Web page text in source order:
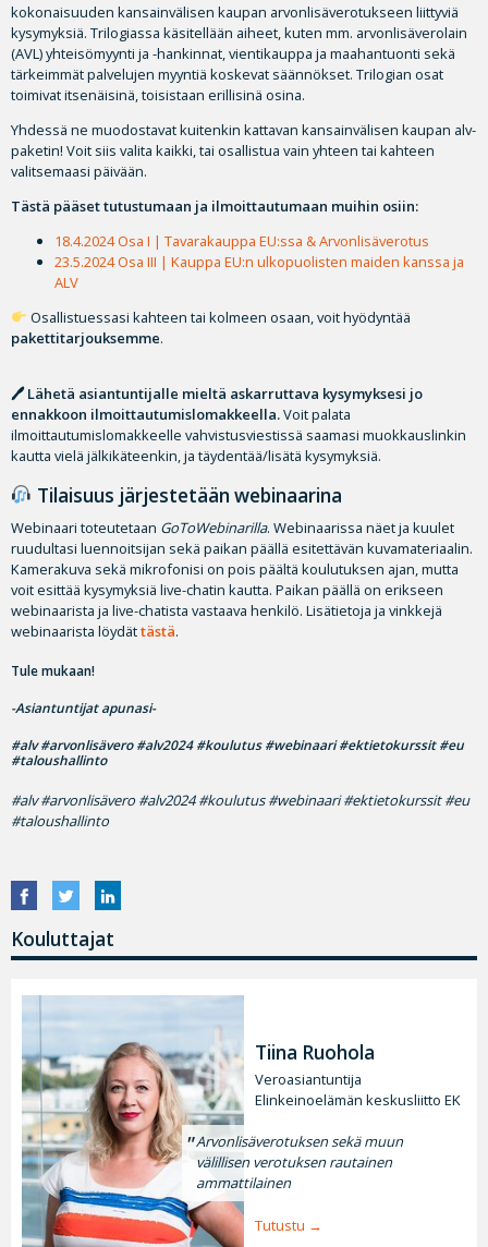
kokonaisuuden kansainvälisen kaupan arvonlisäverotukseen liittyviä
kysymyksiä. Trilogiassa käsitellään aiheet, kuten mm. arvonlisäverolain
(AVL) yhteisömyynti ja -hankinnat, vientikauppa ja maahantuonti sekä
tärkeimmät palvelujen myyntiä koskevat säännökset. Trilogian osat
toimivat itsenäisinä, toisistaan erillisinä osina.
Yhdessä ne muodostavat kuitenkin kattavan kansainvälisen kaupan alv-
paketin! Voit siis valita kaikki, tai osallistua vain yhteen tai kahteen
valitsemaasi päivään.
Tästä pääset tutustumaan ja ilmoittautumaan muihin osiin:
18.4.2024 Osa I | Tavarakauppa EU:ssa & Arvonlisäverotus
23.5.2024 Osa III | Kauppa EU:n ulkopuolisten maiden kanssa ja
ALV
Osallistuessasi kahteen tai kolmeen osaan, voit hyödyntää
pakettitarjouksemme.
🖊 Lähetä asiantuntijalle mieltä askarruttava kysymyksesi jo
ennakkoon ilmoittautumislomakkeella.Voit palata
ilmoittautumislomakkeelle vahvistusviestissä saamasi muokkauslinkin
kautta vielä jälkikäteenkin, ja täydentää/lisätä kysymyksiä.
Tilaisuus järjestetään webinaarina
Webinaari toteutetaan GoToWebinarilla. Webinaarissa näet ja kuulet
ruudultasi luennoitsijan sekä paikan päällä esitettävän kuvamateriaalin.
Kamerakuva sekä mikrofonisi on pois päältä koulutuksen ajan, mutta
voit esittää kysymyksiä live-chatin kautta. Paikan päällä on erikseen
webinaarista ja live-chatista vastaava henkilö. Lisätietoja ja vinkkejä
webinaarista löydättästä.
Tule mukaan!
-Asiantuntijat apunasi-
#alv #arvonlisävero #alv2024 #koulutus #webinaari #ektietokurssit #eu
#taloushallinto
#alv #arvonlisävero #alv2024 #koulutus #webinaari #ektietokurssit #eu
#taloushallinto
Kouluttajat
Tiina Ruohola
Veroasiantuntija
Elinkeinoelämän keskusliitto EK
Arvonlisäverotuksen sekä muun
välillisen verotuksen rautainen
ammattilainen
Tutustu